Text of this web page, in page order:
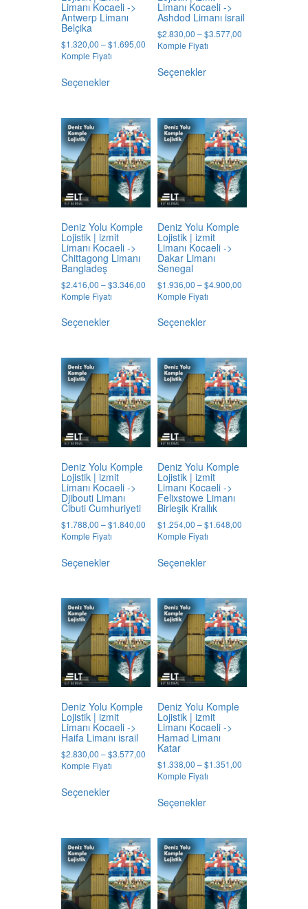
Limanı Kocaeli ->
Antwerp Limanı
Belçika
$1.320,00 –$1.695,00 Price
$1.320,00
through
Komple Fiyatı
Seçeneklerürünün
varyasyonu
var.
Seçenekler
ürün
sayfasından
seçilebilir
Limanı Kocaeli ->
Ashdod Limanı israil
$2.830,00 – $3.577,00
Komple Fiyatı
Seçeneklerürünün
varyasyonu
var.
Seçenekler
ürün
sayfasından
seçilebilir
Deniz Yolu Komple
Lojistik | izmit
Limanı Kocaeli ->
Chittagong Limanı
Bangladeş
$2.416,00 –$3.346,00 Price
range:
through
$3.346,00
Komple Fiyatı
Seçeneklerürünün
varyasyonu
var.
Seçenekler
ürün
sayfasından
seçilebilir
Deniz Yolu Komple
Lojistik | izmit
Limanı Kocaeli ->
Dakar Limanı
Senegal
$1.936,00 – $4.900,00
Komple Fiyatı
Seçeneklerürünün
varyasyonu
var.
Seçenekler
ürün
sayfasından
seçilebilir
Deniz Yolu Komple
Lojistik | izmit
Limanı Kocaeli ->
Djibouti Limanı
Cibuti Cumhuriyeti
$1.788,00 –$1.840,00 Price
range:
through
$1.840,00
Komple Fiyatı
Seçeneklerürünün
varyasyonu
var.
Seçenekler
ürün
sayfasından
seçilebilir
Deniz Yolu Komple
Lojistik | izmit
Limanı Kocaeli ->
Felixstowe Limanı
Birleşik Krallık
$1.254,00 – $1.648,00
Komple Fiyatı
Seçeneklerürünün
varyasyonu
var.
Seçenekler
ürün
sayfasından
seçilebilir
Deniz Yolu Komple
Lojistik | izmit
Limanı Kocaeli ->
Haifa Limanı israil
$2.830,00 –$3.577,00 Price
range:
$2.830,00
$3.577,00
Komple Fiyatı
Seçeneklerürünün
varyasyonu
var.
Seçenekler
ürün
sayfasından
seçilebilir
Deniz Yolu Komple
Lojistik | izmit
Limanı Kocaeli ->
Hamad Limanı
Katar
$1.338,00 – $1.351,00
Komple Fiyatı
Seçeneklerürünün
varyasyonu
var.
Seçenekler
ürün
sayfasından